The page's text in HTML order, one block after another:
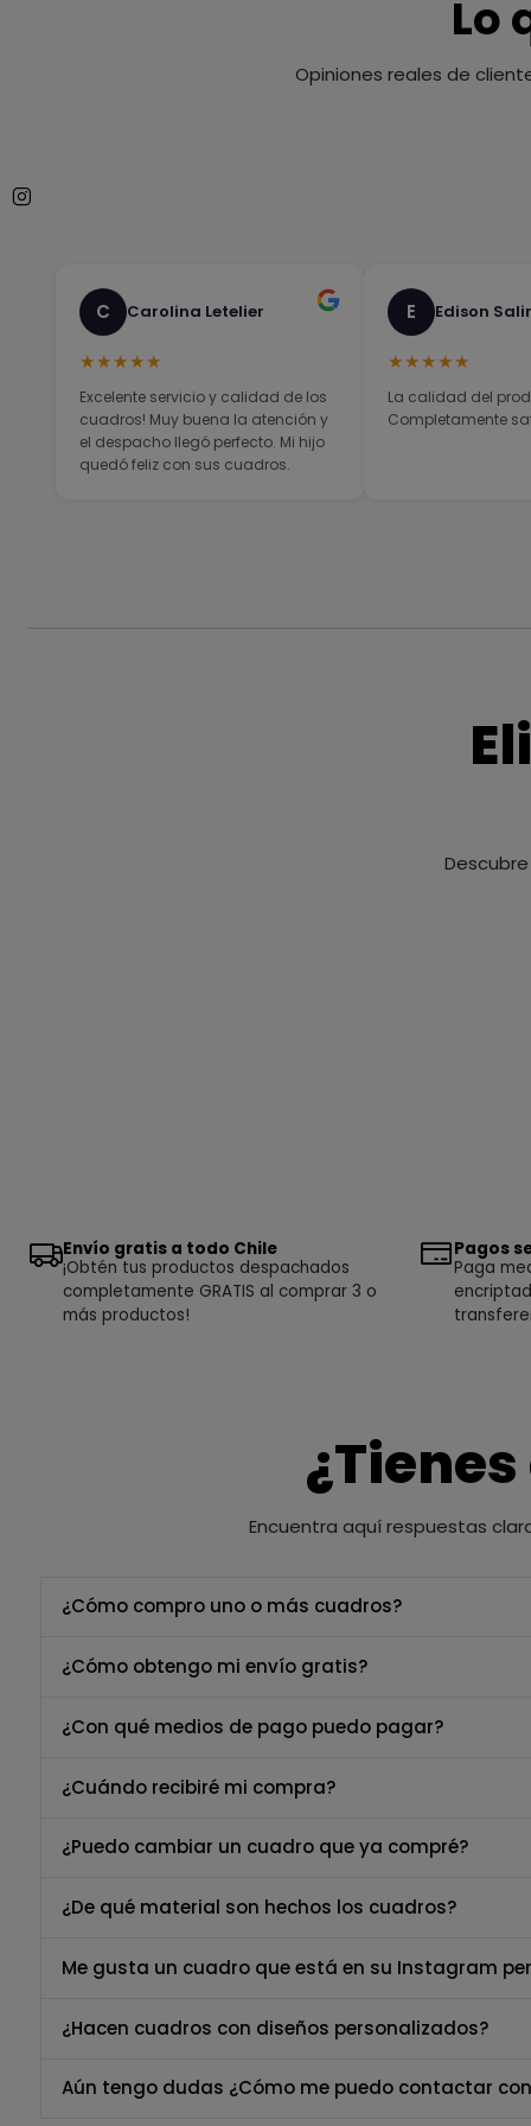
Lo
Opiniones reales de
C Carolina Letelier
★★★★★
Excelente servicio y calidad de los
cuadros! Muy buena la atención y
el despacho llegó perfecto. Mi hijo
quedó feliz con sus cuadros.
E Edison
★★★★★
La calidad del
Completamente
Envío gratis a todo Chile
¡Obtén tus productos despachados
completamente GRATIS al comprar 3 o
más productos!
Pagos
Paga
Encuentra aquí respuestas
¿Cómo compro uno o más cuadros?
¿Cómo obtengo mi envío gratis?
¿Con qué medios de pago puedo pagar?
¿Cuándo recibiré mi compra?
¿Puedo cambiar un cuadro que ya compré?
¿De qué material son hechos los cuadros?
Me gusta un cuadro que está en su Instagram
¿Hacen cuadros con diseños personalizados?
Aún tengo dudas ¿Cómo me puedo contactar